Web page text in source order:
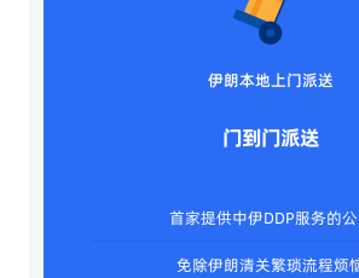
伊朗本地上门派送
门到门派送
首家提供中伊DDP服务的
免除伊朗清关繁琐流程烦